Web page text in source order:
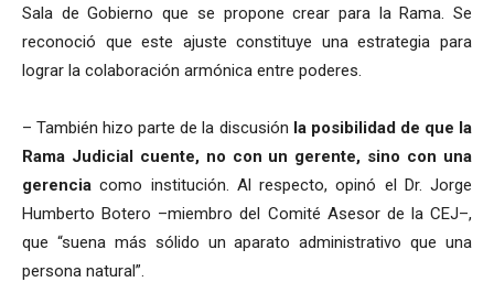
Sala de Gobierno que se propone crear para la Rama. Se
reconoció que este ajuste constituye una estrategia para
lograr la colaboración armónica entre poderes.
– También hizo parte de la discusión la posibilidad de que la
Rama Judicial cuente, no con un gerente, sino con una
gerencia como institución. Al respecto, opinó el Dr. Jorge
Humberto Botero –miembro del Comité Asesor de la CEJ–,
que “suena más sólido un aparato administrativo que una
persona natural”.